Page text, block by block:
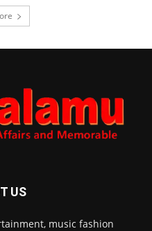
US
music fashion